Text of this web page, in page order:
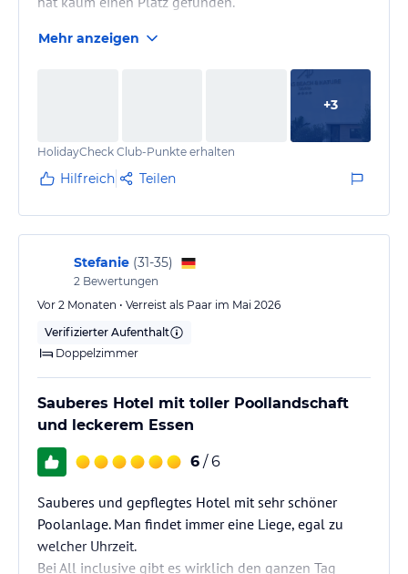
Mehr anzeigen
+3
HolidayCheck Club-Punkte erhalten
Hilfreich Teilen
Stefanie (31-35)
2 Bewertungen
Vor 2 Monaten • Verreist als Paar im Mai 2026
Verifizierter Aufenthalt
Doppelzimmer
Sauberes Hotel mit toller Poollandschaft
und leckerem Essen
6 / 6
Sauberes und gepflegtes Hotel mit sehr schöner
Poolanlage. Man findet immer eine Liege, egal zu
welcher Uhrzeit.
Bei All inclusive gibt es wirklich den ganzen Tag